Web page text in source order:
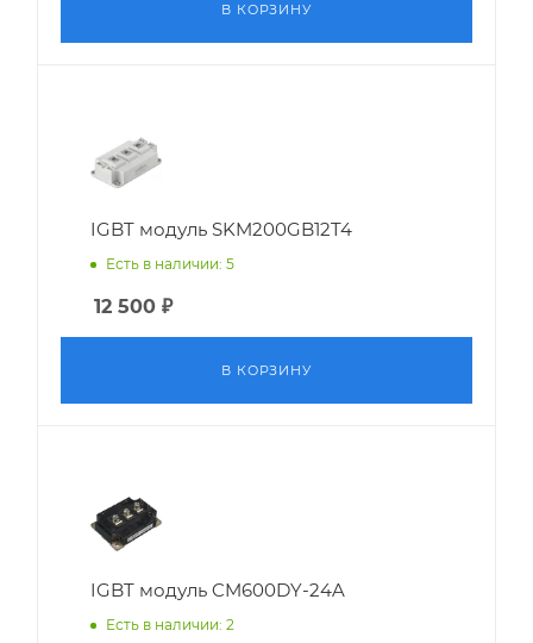
В КОРЗИНУ
IGBT модуль SKM200GB12T4
Есть в наличии: 5
12 500 ₽
В КОРЗИНУ
IGBT модуль CM600DY-24A
Есть в наличии: 2